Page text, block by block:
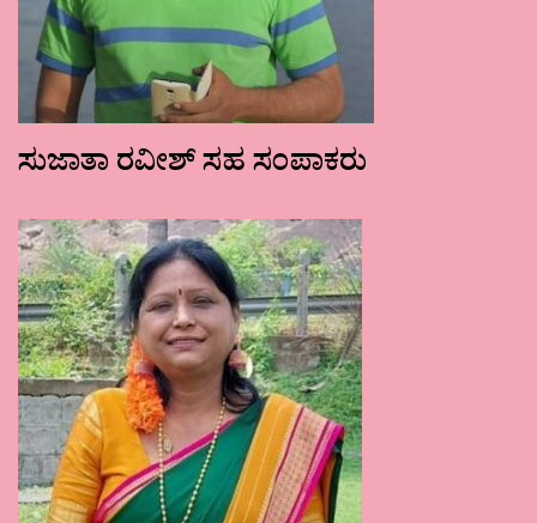
ಸುಜಾತಾ ರವೀಶ್ ಸಹ ಸಂಪಾಕರು